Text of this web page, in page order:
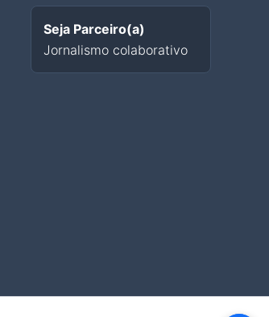
Seja Parceiro(a)
Jornalismo colaborativo